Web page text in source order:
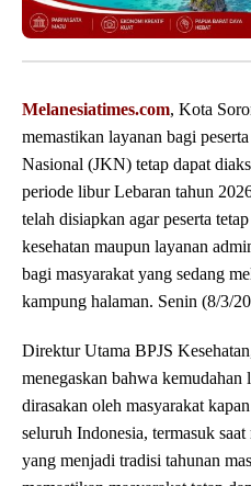
Melanesiatimes.com, Kota
memastikan layanan bagi
Nasional (JKN) tetap dapat
periode libur Lebaran tahun
telah disiapkan agar peserta
kesehatan maupun layanan
bagi masyarakat yang sedang
kampung halaman. Senin (8/3/
Direktur Utama BPJS
menegaskan bahwa kemudahan
dirasakan oleh masyarakat
seluruh Indonesia, termasuk
yang menjadi tradisi tahunan